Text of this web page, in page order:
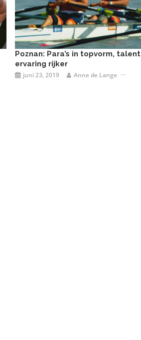
Poznan: Para’s in topvorm,
ervaring rijker
juni 23, 2019 Anne de Lange